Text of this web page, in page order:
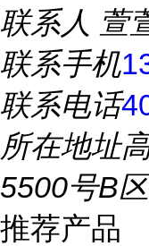
联系人 萱
联系手机
联系电话
所在地址
5500号B
推荐产品